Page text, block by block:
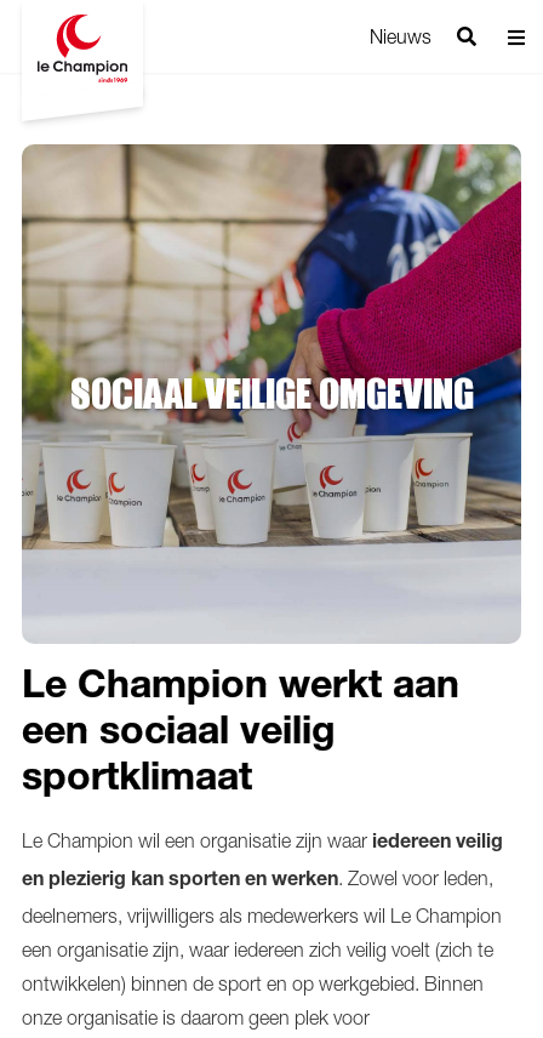
Nieuws
SOCIAAL VEILIGE OMGEVING
Le Champion werkt aan
een sociaal veilig
sportklimaat
Le Champion wil een organisatie zijn waar iedereen veilig
en plezierig kan sporten en werken. Zowel voor leden,
deelnemers, vrijwilligers als medewerkers wil Le Champion
een organisatie zijn, waar iedereen zich veilig voelt (zich te
ontwikkelen) binnen de sport en op werkgebied. Binnen
onze organisatie is daarom geen plek voor